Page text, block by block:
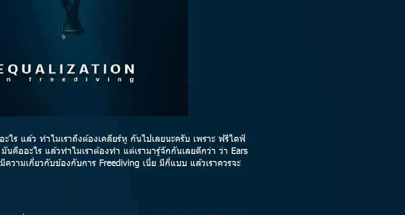
ะไร แล้ว ทำไมเราถึงต้องเคลียร์หู กันไปเลยนะครับ เพราะ ฟรีไดฟ์
นคืออะไร แล้วทำไมเราต้องทำ แต่เรามารู้จักกันเลยดีกว่า ว่า Ears
วามเกี่ยวกับข้องกับการ Freediving เนี่ย มีกี่แบบ แล้วเราควรจะ